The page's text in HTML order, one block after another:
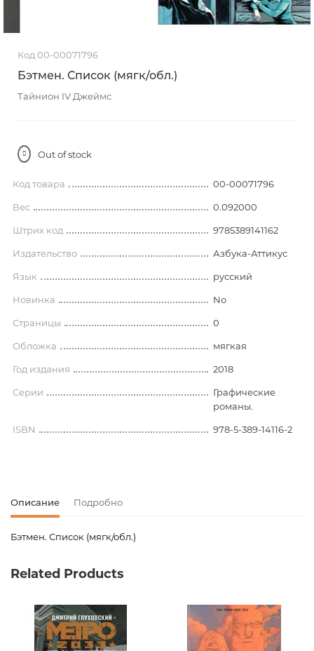
Код 00-00071796
Бэтмен. Список (мягк/обл.)
Тайнион IV Джеймс
Out of stock
Код товара 00-00071796
Вес 0.092000
Штрих код 9785389141162
Издательство Азбука-Аттикус
Язык русский
Новинка No
Страницы 0
Обложка мягкая
Год издания 2018
Серии
Графические
романы.
ISBN 978-5-389-14116-2
Описание Подробно
Бэтмен. Список (мягк/обл.)
Вес
Издательство Азбука-Аттикус
русский
Related Products